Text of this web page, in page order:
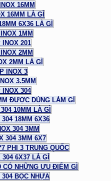
16MM
16MM LÀ GÌ
6X36 LÀ GÌ
1MM
INOX 201
2MM
2MM LÀ GÌ
INOX 3
3.5MM
INOX 304
ĐƯỢC DÙNG LÀM GÌ
10MM LÀ GÌ
18MM 6X36
304 3MM
304 3MM 6X7
PHI 3 TRUNG QUỐC
304 6X37 LÀ GÌ
CÓ NHỮNG ƯU ĐIỂM GÌ
304 BỌC NHỰA